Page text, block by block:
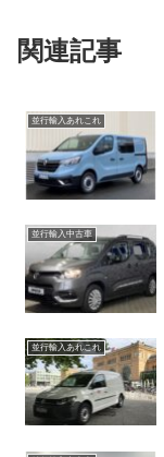
関連記事
並行輸入あれこれ
並行輸入中古車
並行輸入あれこれ